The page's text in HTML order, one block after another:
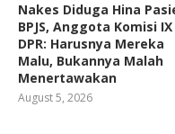
Nakes Diduga Hina
BPJS, Anggota Komisi IX
DPR: Harusnya Mereka
Malu, Bukannya Malah
Menertawakan
August 5, 2026